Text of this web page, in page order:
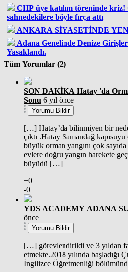
CHP üye katılım töreninde kriz!
sahnedekilere böyle fırça attı
ANKARA SİYASETİNDE
Adana Genelinde Denize Girişlerin 1 Gün
Yasaklandı.
Tüm Yorumlar (2)
SON DAKİKA Hatay 'da
Sonu 6 yıl önce
Yorumu Bildir
[…] Hatay’da bilinmiyen bir
çıktı .Hatay Samandağ
büyük orman yangını çok
evlere doğru yangın harekete
büyüdü […]
+0
-0
YDS ACADEMY ADANA
önce
Yorumu Bildir
[…] görevlendirildi ve 3 yıldan
etmekte.2018 yılında başladığı
İngilizce Öğretmenliği